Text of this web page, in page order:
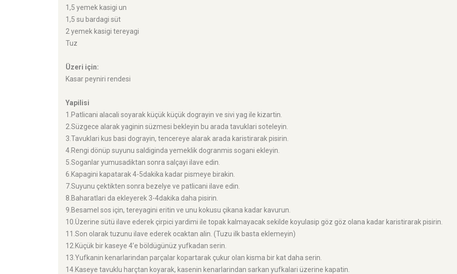
1,5 yemek kasigi un
1,5 su bardagi süt
2 yemek kasigi tereyagi
Tuz
Üzeri için:
Kasar peyniri rendesi
Yapilisi
1.Patlicani alacali soyarak küçük küçük dograyin ve sivi yag ile kizartin.
2.Süzgece alarak yaginin süzmesi bekleyin bu arada tavuklari soteleyin.
3.Tavuklari kus basi dograyin, tencereye alarak arada karistirarak pisirin.
4.Rengi dönüp suyunu saldiginda yemeklik dogranmis sogani ekleyin.
5.Soganlar yumusadiktan sonra salçayi ilave edin.
6.Kapagini kapatarak 4-5dakika kadar pismeye birakin.
7.Suyunu çektikten sonra bezelye ve patlicani ilave edin.
8.Baharatlari da ekleyerek 3-4dakika daha pisirin.
9.Besamel sos için, tereyagini eritin ve unu kokusu çikana kadar kavurun.
10.Üzerine sütü ilave ederek çirpici yardimi ile topak kalmayacak sekilde koyulasip göz göz olana kadar karistirarak pisirin.
11.Son olarak tuzunu ilave ederek ocaktan alin. (Tuzu ilk basta eklemeyin)
12.Küçük bir kaseye 4’e böldügünüz yufkadan serin.
13.Yufkanin kenarlarindan parçalar kopartarak çukur olan kisma bir kat daha serin.
14.Kaseye tavuklu harçtan koyarak, kasenin kenarlarindan sarkan yufkalari üzerine kapatin.